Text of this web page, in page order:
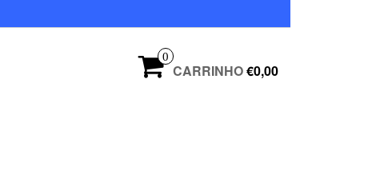
0
CARRINHO€0,00